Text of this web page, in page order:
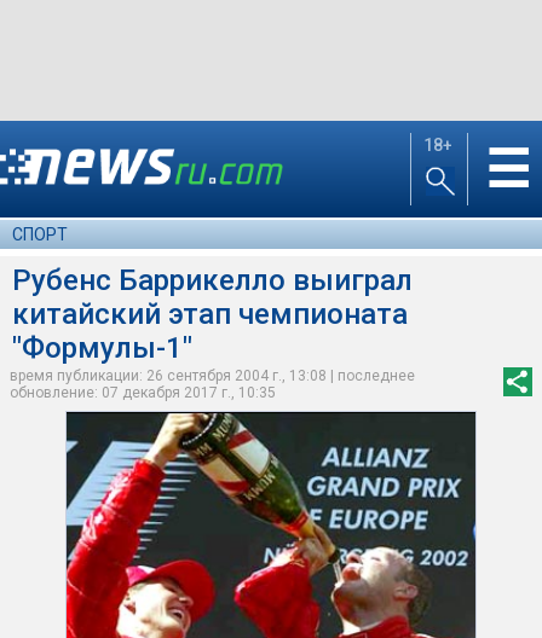
18+ ☰
СПОРТ
Рубенс Баррикелло выиграл
китайский этап чемпионата
"Формулы-1"
время публикации: 26 сентября 2004 г., 13:08 | последнее
обновление: 07 декабря 2017 г., 10:35